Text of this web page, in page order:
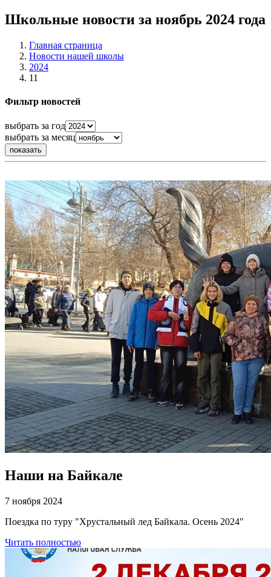
Школьные новости за ноябрь 2024 года
Главная страница
Новости нашей школы
2024
11
Фильтр новостей
выбрать за год
выбрать за месяц
Наши на Байкале
7 ноября 2024
Поездка по туру "Хрустальный лед Байкала. Осень 2024"
Читать полностью